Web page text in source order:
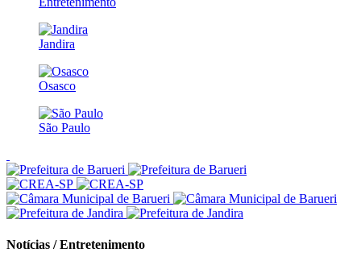
Jandira
Osasco
São Paulo
Notícias / Entretenimento